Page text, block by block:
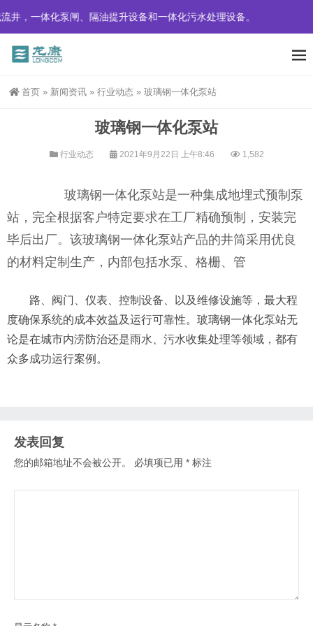
，一体化泵闸、隔油提升设备和一体化污水处理设备。
首页 » 新闻资讯 » 行业动态 » 玻璃钢一体化泵站
玻璃钢一体化泵站
行业动态 2021年9月22日 上午8:46 1,582
玻璃钢一体化泵站是一种集成地埋式预制泵
站，完全根据客户特定要求在工厂精确预制，安装完
毕后出厂。该玻璃钢一体化泵站产品的井筒采用优良
的材料定制生产，内部包括水泵、格栅、管
路、阀门、仪表、控制设备、以及维修设施等，最大程
度确保系统的成本效益及运行可靠性。玻璃钢一体化泵站无
论是在城市内涝防治还是雨水、污水收集处理等领域，都有
众多成功运行案例。
发表回复
您的邮箱地址不会被公开。 必填项已用 * 标注